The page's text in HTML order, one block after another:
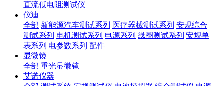
直流低电阻测试仪
仪迪
全部 新能源汽车测试系列 医疗器械测试系列 安规综合
测试系列 电机测试系列 电源系列 线圈测试系列 安规单
表系列 电参数系列 配件
显微镜
全部 重光显微镜
艾诺仪器